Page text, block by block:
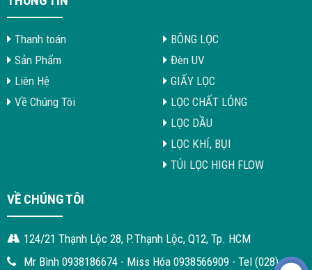
Thanh toán
Sản Phẩm
Liên Hệ
Về Chúng Tôi
BÔNG LỌC
Đèn UV
GIẤY LỌC
LỌC CHẤT LỎNG
LỌC DẦU
LỌC KHÍ, BỤI
TÚI LỌC HIGH FLOW
VỀ CHÚNG TÔI
124/21 Thạnh Lộc 28, P.Thạnh Lộc, Q12, Tp. HCM
Mr Bình 0938186674 - Miss Hóa 0938566909 - Tel (028)